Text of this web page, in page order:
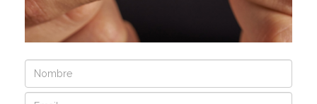
Nombre
Email